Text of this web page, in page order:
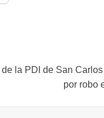
de la PDI de San
por robo